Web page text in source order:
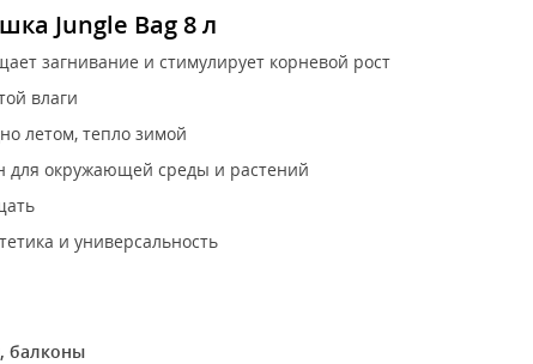
Jungle Bag 8 л
загнивание и стимулирует корневой рост
влаги
летом, тепло зимой
для окружающей среды и растений
и универсальность
балконы